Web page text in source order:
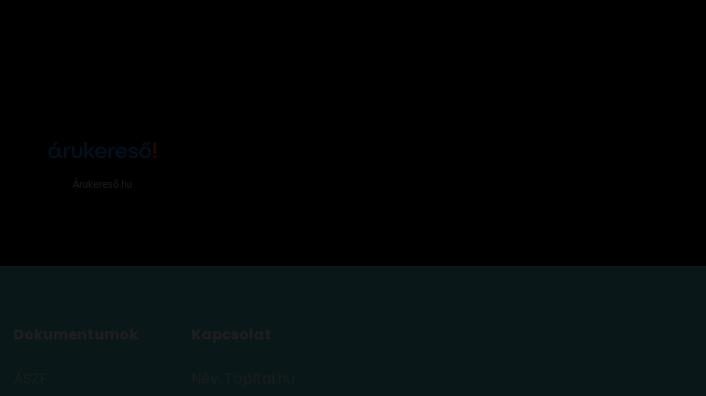
Árukereső.hu